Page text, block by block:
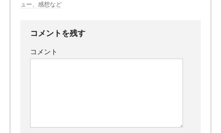
ュー、感想など
コメントを残す
コメント